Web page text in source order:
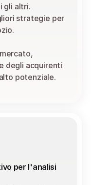
gli altri.
strategie per
degli acquirenti
potenziale.
per l'analisi